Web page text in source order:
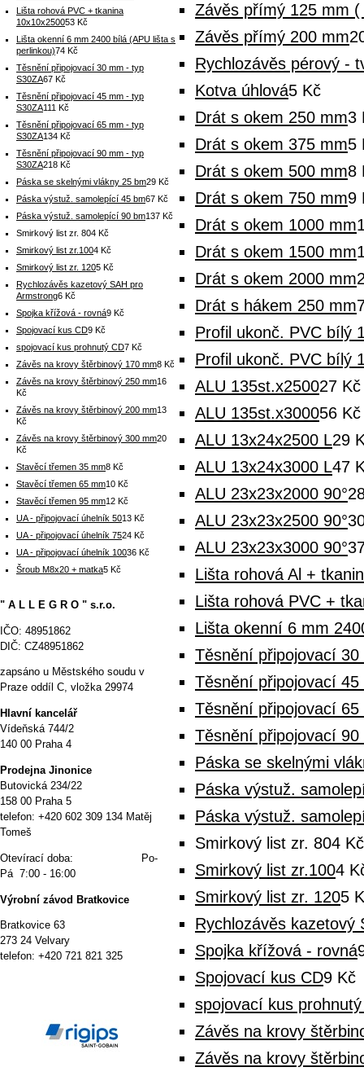
Závěs přímý 125 mm
Závěs přímý 200 mm
Rychlozávěs pérový -
Kotva úhlová5 Kč
Drát s okem 250 mm3
Drát s okem 375 mm5
Drát s okem 500 mm8
Drát s okem 750 mm9
Drát s okem 1000 mm
Drát s okem 1500 mm
Drát s okem 2000 mm
Drát s hákem 250 mm
Profil ukonč. PVC bílý
Profil ukonč. PVC bílý
ALU 135st.x250027 Kč
ALU 135st.x300056 Kč
ALU 13x24x2500 L29
ALU 13x24x3000 L47
ALU 23x23x2000 90°
ALU 23x23x2500 90°
ALU 23x23x3000 90°
Lišta rohová Al +
Lišta rohová PVC +
Lišta okenní 6 mm
Těsnění připojovací
Těsnění připojovací
Těsnění připojovací
Těsnění připojovací
Páska se skelnými
Páska výstuž.
Páska výstuž.
Smirkový list zr. 804 Kč
Smirkový list zr.1004
Smirkový list zr. 1205
Rychlozávěs kazetový
Spojka křížová - rovná
Spojovací kus CD9 Kč
spojovací kus
Závěs na krovy
Závěs na krovy
Lišta rohová PVC + tkanina
10x10x250053 Kč
Lišta okenní 6 mm 2400 bílá (APU lišta s
perlinkou)74 Kč
Těsnění připojovací 30 mm - typ
S30ZA67 Kč
Těsnění připojovací 45 mm - typ
S30ZA111 Kč
Těsnění připojovací 65 mm - typ
S30ZA134 Kč
Těsnění připojovací 90 mm - typ
S30ZA218 Kč
Páska se skelnými vlákny 25 bm29 Kč
Páska výstuž. samolepící 45 bm67 Kč
Páska výstuž. samolepící 90 bm137 Kč
Smirkový list zr. 804 Kč
Smirkový list zr.1004 Kč
Smirkový list zr. 1205 Kč
Rychlozávěs kazetový SAH pro
Armstrong6 Kč
Spojka křížová - rovná9 Kč
Spojovací kus CD9 Kč
spojovací kus prohnutý CD7 Kč
Závěs na krovy štěrbinový 170 mm8 Kč
Závěs na krovy štěrbinový 250 mm16
Kč
Závěs na krovy štěrbinový 200 mm13
Kč
Závěs na krovy štěrbinový 300 mm20
Kč
Stavěcí třemen 35 mm8 Kč
Stavěcí třemen 65 mm10 Kč
Stavěcí třemen 95 mm12 Kč
UA - připojovací úhelník 5013 Kč
UA - připojovací úhelník 7524 Kč
UA - připojovací úhelník 10036 Kč
Šroub M8x20 + matka5 Kč
" A L L E G R O " s.r.o.
IČO: 48951862
DIČ: CZ48951862
zapsáno u Městského soudu v
Praze oddíl C, vložka 29974
Hlavní kancelář
Vídeňská 744/2
140 00 Praha 4
Prodejna Jinonice
Butovická 234/22
158 00 Praha 5
telefon: +420 602 309 134 Matěj
Tomeš
Otevírací doba: Po-
Pá 7:00 - 16:00
Výrobní závod Bratkovice
Bratkovice 63
273 24 Velvary
telefon: +420 721 821 325